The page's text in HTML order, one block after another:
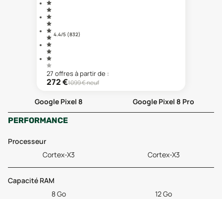
4.4/5 (832)
27 offresà partir de :
272€1099€ neuf
Google Pixel 8
Google Pixel 8 Pro
PERFORMANCE
Processeur
Cortex-X3
Cortex-X3
Capacité RAM
8 Go
12 Go